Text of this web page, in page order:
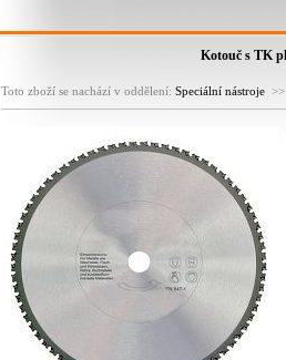
Kotouč s TK
Toto zboží se nachází v oddělení: Speciální nástroje